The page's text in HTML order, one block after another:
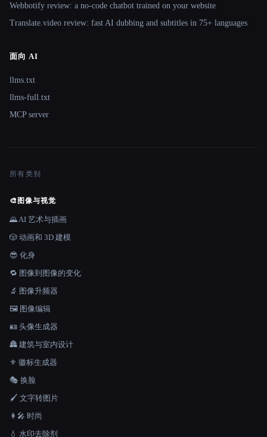
Webbotify review: a no-code chatbot trained on your website
Translate.video review: fast AI dubbing and subtitles in 75+ languages
面向 AI
llms.txt
llms-full.txt
MCP server
所有类别
🎨 图像与视觉
🌄 AI 艺术与插画
🎲 动画和 3D 建模
😎 化身
🔁 图像到图像的变化
🔬 图像升频器
🖼️ 图像编辑
🪪 头像生成器
🏯 建筑与室内设计
⚜️ 徽标生成器
🎭 换脸
🖌️ 文字转图片
👩‍🎤 时尚
💧 水印去除剂